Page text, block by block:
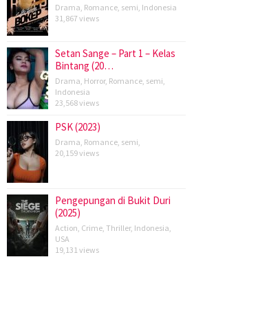
Drama, Romance, semi, Indonesia
31,867 views
Setan Sange – Part 1 – Kelas
Bintang (20…
Drama, Horror, Romance, semi,
Indonesia
23,568 views
PSK (2023)
Drama, Romance, semi,
20,159 views
Pengepungan di Bukit Duri
(2025)
Action, Crime, Thriller, Indonesia,
USA
19,131 views